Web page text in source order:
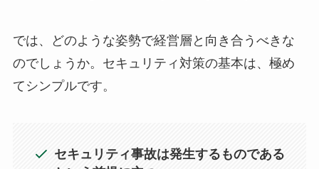
では、どのような姿勢で経営層と向き合うべきな
のでしょうか。セキュリティ対策の基本は、極め
てシンプルです。
セキュリティ事故は発生するものである